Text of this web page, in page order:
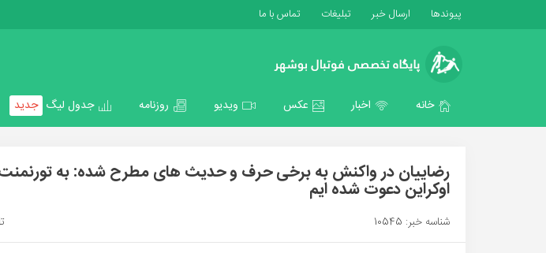
پیوندها ارسال خبر تبلیغات تماس با ما
خانه اخبار عکس ویدیو روزنامه جدول لیگ جدید
رضاییان در واکنش به برخی حرف و حدیث های مطرح شده: به تورنمنت
اوکراین دعوت شده ایم
شناسه خبر: 10545